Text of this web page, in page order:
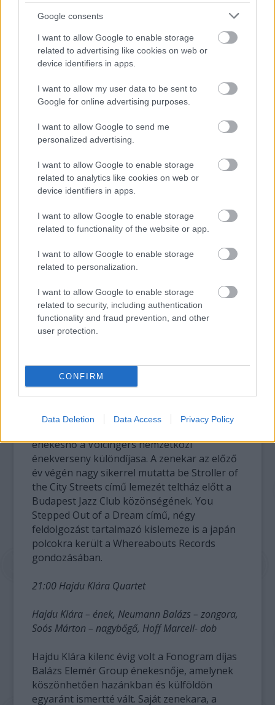
Google consents
I want to allow Google to enable storage
related to advertising like cookies on web or
device identifiers in apps.
I want to allow my user data to be sent to
Google for online advertising purposes.
I want to allow Google to send me
personalized advertising.
I want to allow Google to enable storage
related to analytics like cookies on web or
device identifiers in apps.
I want to allow Google to enable storage
related to functionality of the website or app.
I want to allow Google to enable storage
related to personalization.
I want to allow Google to enable storage
related to security, including authentication
functionality and fraud prevention, and other
user protection.
CONFIRM
Data Deletion Data Access Privacy Policy
Bogdán Norbert - ének, gitár Valamint: Rózsa
Béla – gitár
Palásti Máté –
gitár
Nagy Gergő – cajon
Lamm Dávid - gitár, ének, Soós Márton - bőgő,
basszusgitár, Csanyi Zoltán - billentyű, Mohay
András – dob, Balázs József - billentyű
zenekara, melynek megkülönböztető jegye,
hogy a jazz műfaján belül sok stílust szólaltat
meg. A dalok között egyaránt megtalálható
mainstream jellegű kompozíció, modern
darab, hip-hop vagy klezmer-jazz.
Augusztus 2. péntek
19: 00 Karosi Júlia Quartet
Bögöthy Ádám – nagybőgő, Varga Bendegúz –
dob
Karosi Júlia és zenésztársai igazi fiatalos
énekesnő a Voicingers nemzetközi
énekverseny különdíjasa. A zenekar az előző
év végén nagy sikerrel mutatta be Stroller of
the City Streets című lemezét teltház előtt a
Budapest Jazz Club közönségének. You
Stepped Out of a Dream című, négy
feldolgozást tartalmazó kislemeze is a japán
polcokra került a Whereabouts Records
gondozásában.
21:00 Hajdu Klára Quartet
Hajdu Klára – ének, Neumann Balázs – zongora,
Soós Márton – nagybőgő, Hoff Marcell- dob
Hajdu Klára kilenc évig volt a Fonogram díjas
Balázs Elemér Group énekesnője, amelynek
köszönhetően hazánkban és külföldön
egyaránt ismertté vált. Saját zenekara, a